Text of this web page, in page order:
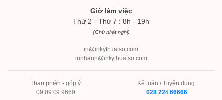
Giờ làm việc
Thứ 2 - Thứ 7 : 8h - 19h
(Chủ nhật nghỉ)
in@inkythuatso.com
innhanh@inkythuatso.com
Than phiền - góp ý
09 09 09 9669
Kế toán / Tuyển dụng:
028 224 66666